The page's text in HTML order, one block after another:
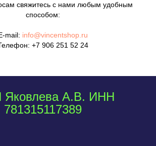
свяжитесь с нами любым удобным
способом:
mail: info@vincentshop.ru
+7 906 251 52 24
А.В. ИНН
781315117389